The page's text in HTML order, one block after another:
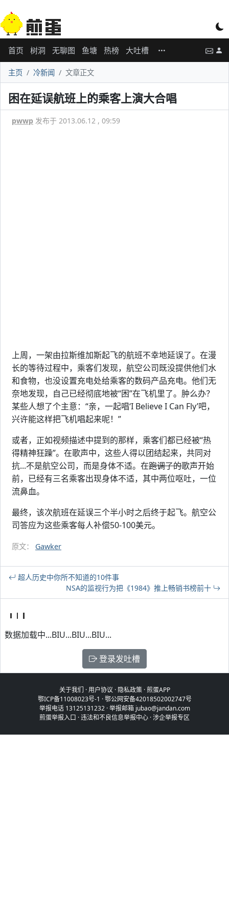
首页 树洞 无聊图 鱼塘 热榜 大吐槽
主页 冷新闻 文章正文
困在延误航班上的乘客上演大合唱
pwwp 发布于 2013.06.12 , 09:59
上周，一架由拉斯维加斯起飞的航班不幸地延误了。在漫
长的等待过程中，乘客们发现，航空公司既没提供他们水
和食物，也没设置充电处给乘客的数码产品充电。他们无
奈地发现，自己已经彻底地被“困”在飞机里了。肿么办？
某些人想了个主意：“亲，一起唱‘I Believe I Can Fly’吧，
兴许能这样把飞机唱起来呢！”
或者，正如视频描述中提到的那样，乘客们都已经被“热
得精神狂躁”。在歌声中，这些人得以团结起来，共同对
抗...不是航空公司，而是身体不适。在跑调了的歌声开始
前，已经有三名乘客出现身体不适，其中两位呕吐，一位
流鼻血。
最终，该次航班在延误三个半小时之后终于起飞。航空公
司答应为这些乘客每人补偿50-100美元。
原文： Gawker
超人历史中你所不知道的10件事
NSA的监视行为把《1984》推上畅销书榜前十
数据加载中...BIU...BIU...BIU...
登录发吐槽
关于我们 ·用户协议 · 隐私政策·煎蛋APP
鄂ICP备11008023号-1 ·鄂公网安备42018502002747号
举报电话 13125131232 · 举报邮箱 jubao@jandan.com
煎蛋举报入口 ·违法和不良信息举报中心 ·涉企举报专区